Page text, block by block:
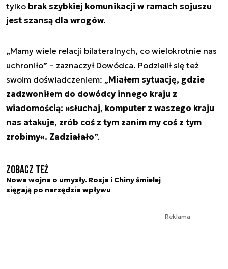
tylko brak szybkiej komunikacji w ramach sojuszu
jest szansą dla wrogów.
„Mamy wiele relacji bilateralnych, co wielokrotnie nas
uchroniło” – zaznaczył Dowódca. Podzielił się też
swoim doświadczeniem: „Miałem sytuację, gdzie
zadzwoniłem do dowódcy innego kraju z
wiadomością: »słuchaj, komputer z waszego kraju
nas atakuje, zrób coś z tym zanim my coś z tym
zrobimy«. Zadziałało”.
Zobacz też
Nowa wojna o umysły. Rosja i Chiny śmielej
sięgają po narzędzia wpływu
Reklama